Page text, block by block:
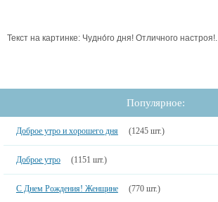
Текст на картинке: Чудно́го дня! Отличного настроя!.
Популярное:
Доброе утро и хорошего дня (1245 шт.)
Доброе утро (1151 шт.)
С Днем Рождения! Женщине (770 шт.)